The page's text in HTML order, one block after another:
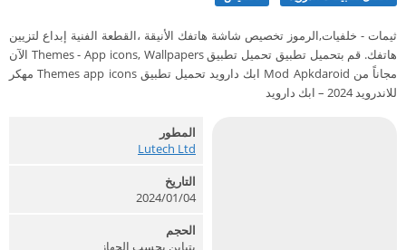
ثيمات - خلفيات,الرموز تخصيص شاشة هاتفك الأنيقة ،القطعة الفنية إبداع لتزيين
هاتفك. قم بتحميل تطبيق تحميل تطبيق Themes - App icons, Wallpapers الآن
مجاناً من Mod Apkdaroid ابك دارويد تحميل تطبيق Themes app icons مهكر
للاندرويد 2024 – ابك دارويد
المطور
Lutech Ltd‏
التاريخ
2024/01/04
الحجم
يتباين بحسب الجهاز